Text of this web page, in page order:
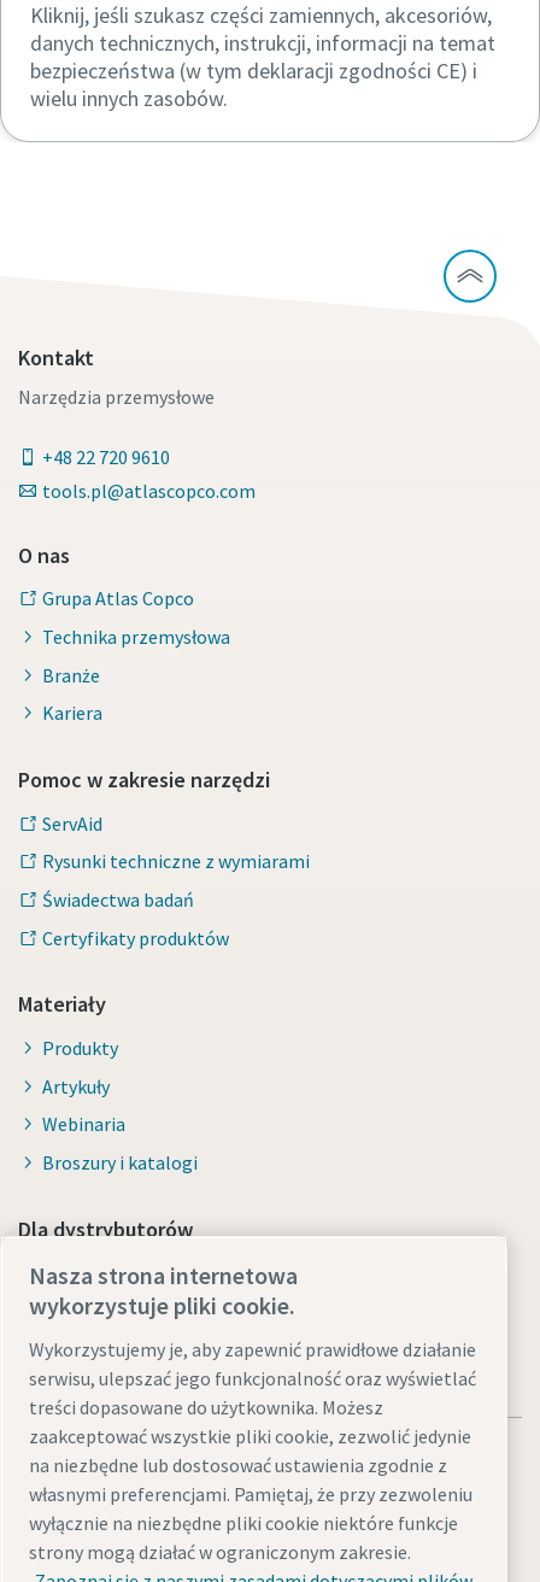
Kliknij, jeśli szukasz części zamiennych, akcesoriów,
danych technicznych, instrukcji, informacji na temat
bezpieczeństwa (w tym deklaracji zgodności CE) i
wielu innych zasobów.
Kontakt
Narzędzia przemysłowe
+48 22 720 9610
tools.pl@atlascopco.com
O nas
Grupa Atlas Copco
Technika przemysłowa
Branże
Kariera
Pomoc w zakresie narzędzi
ServAid
Rysunki techniczne z wymiarami
Świadectwa badań
Certyfikaty produktów
Materiały
Produkty
Artykuły
Webinaria
Broszury i katalogi
Dla dystrybutorów
Smart Portal
Legal & Privacy Notices Zarządzaj ustawieniami
Accessibility
Nasza strona internetowa
wykorzystuje pliki cookie.
Wykorzystujemy je, aby zapewnić prawidłowe działanie
serwisu, ulepszać jego funkcjonalność oraz wyświetlać
treści dopasowane do użytkownika. Możesz
zaakceptować wszystkie pliki cookie, zezwolić jedynie
na niezbędne lub dostosować ustawienia zgodnie z
własnymi preferencjami. Pamiętaj, że przy zezwoleniu
wyłącznie na niezbędne pliki cookie niektóre funkcje
strony mogą działać w ograniczonym zakresie.